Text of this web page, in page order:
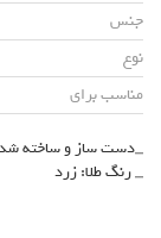
جنس
نوع
مناسب برای
_دست ساز و ساخته شده از طلای
_ رنگ طلا: زرد